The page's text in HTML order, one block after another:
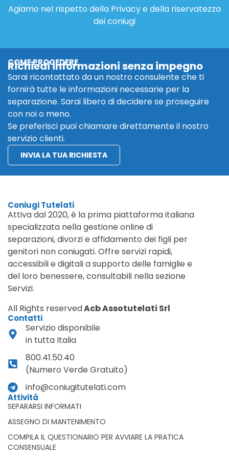
Agiamo nel rispetto della Privacy e della riservatezza
dei coniugi
COME PROCEDERE
Richiedi informazioni senza impegno
Sarai ricontattato da un nostro consulente che ti
fornirà tutte le informazioni necessarie per la
separazione. Sarai libero di decidere se proseguire
con noi o meno.
Se preferisci puoi chiamare direttamente il nostro
servizio clienti.
INVIA LA TUA RICHIESTA
Coniugi Tutelati
Attiva dal 2020, è la prima piattaforma italiana
specializzata nella gestione online di
separazioni, divorzi e affidamento dei figli per
genitori non coniugati. Offre servizi rapidi,
accessibili e digitali a supporto delle famiglie e
del loro benessere, consultabili nella sezione
Servizi.
All Rights reservedAcb Assotutelati Srl
Contatti
Servizio disponibile
in tutta Italia
800.41.50.40
(Numero Verde Gratuito)
info@coniugitutelati.com
Attività
SEPARARSI INFORMATI
ASSEGNO DI MANTENIMENTO
COMPILA IL QUESTIONARIO PER AVVIARE LA PRATICA
CONSENSUALE